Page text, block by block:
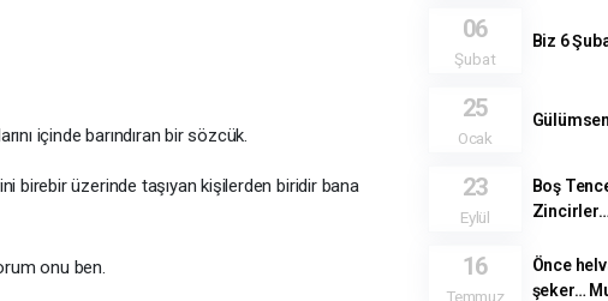
içinde barındıran bir sözcük.
birebir üzerinde taşıyan kişilerden biridir bana
onu ben.
06
Şubat
Biz 6
25
Ocak
23
Eylül
Boş
16
Temmuz
Önce
şeker…